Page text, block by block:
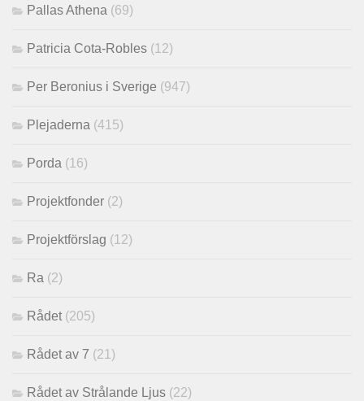
Pallas Athena (69)
Patricia Cota-Robles (12)
Per Beronius i Sverige (947)
Plejaderna (415)
Porda (16)
Projektfonder (2)
Projektförslag (12)
Ra (2)
Rådet (205)
Rådet av 7 (21)
Rådet av Strålande Ljus (22)